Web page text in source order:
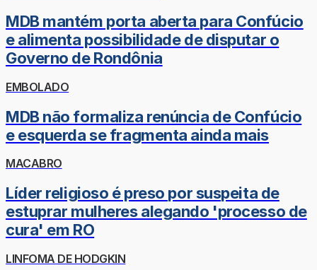
MDB mantém porta aberta para Confúcio
e alimenta possibilidade de disputar o
Governo de Rondônia
EMBOLADO
MDB não formaliza renúncia de Confúcio
e esquerda se fragmenta ainda mais
MACABRO
Líder religioso é preso por suspeita de
estuprar mulheres alegando 'processo de
cura' em RO
LINFOMA DE HODGKIN